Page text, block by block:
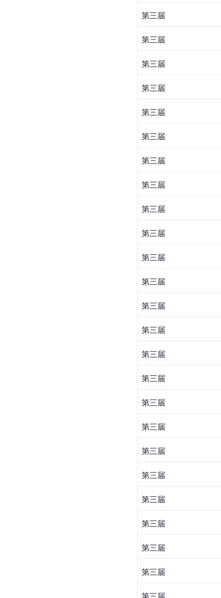
第三届
第三届
第三届
第三届
第三届
第三届
第三届
第三届
第三届
第三届
第三届
第三届
第三届
第三届
第三届
第三届
第三届
第三届
第三届
第三届
第三届
第三届
第三届
第三届
第三届